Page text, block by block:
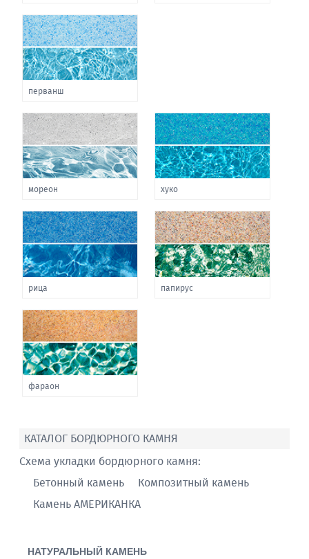
перванш
мореон хуко
рица папирус
фараон
КАТАЛОГ БОРДЮРНОГО КАМНЯ
Схема укладки бордюрного камня:
Бетонный камень
Композитный камень
Камень АМЕРИКАНКА
НАТУРАЛЬНЫЙ КАМЕНЬ